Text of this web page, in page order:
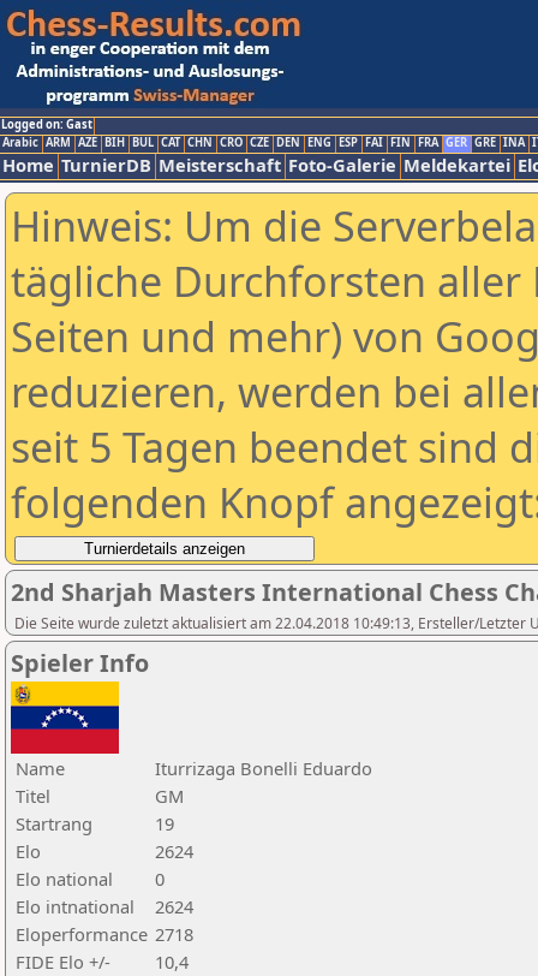
Logged on: Gast
Arabic ARM AZE BIH BUL CAT CHN CRO CZE DEN ENG ESP FAI FIN FRA GER GRE INA
Home TurnierDB Meisterschaft Foto-Galerie Meldekartei
Hinweis: Um die
tägliche Durchforsten aller
Seiten und mehr) von
reduzieren, werden bei
seit 5 Tagen beendet sind
folgenden Knopf
2nd Sharjah Masters International Chess
Die Seite wurde zuletzt aktualisiert am 22.04.2018 10:49:13, Ersteller/Letzter
Spieler Info
Name
Iturrizaga Bonelli Eduardo
Titel
GM
Startrang
19
Elo
2624
Elo national
0
Elo intnational
2624
Eloperformance 2718
FIDE Elo +/-
10,4